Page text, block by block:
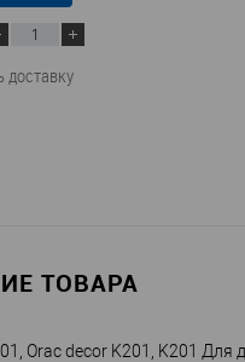
доставку
ТОВАРА
Orac decor K201, K201 Для